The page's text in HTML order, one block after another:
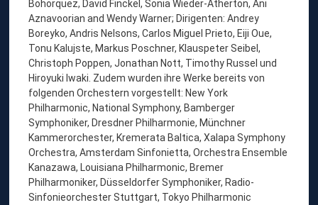
Bohorquez, David Finckel, Sonia Wieder-Atherton, Ani
Aznavoorian and Wendy Warner; Dirigenten: Andrey
Boreyko, Andris Nelsons, Carlos Miguel Prieto, Eiji Oue,
Tonu Kalujste, Markus Poschner, Klauspeter Seibel,
Christoph Poppen, Jonathan Nott, Timothy Russel und
Hiroyuki Iwaki. Zudem wurden ihre Werke bereits von
folgenden Orchestern vorgestellt: New York
Philharmonic, National Symphony, Bamberger
Symphoniker, Dresdner Philharmonie, Münchner
Kammerorchester, Kremerata Baltica, Xalapa Symphony
Orchestra, Amsterdam Sinfonietta, Orchestra Ensemble
Kanazawa, Louisiana Philharmonic, Bremer
Philharmoniker, Düsseldorfer Symphoniker, Radio-
Sinfonieorchester Stuttgart, Tokyo Philharmonic